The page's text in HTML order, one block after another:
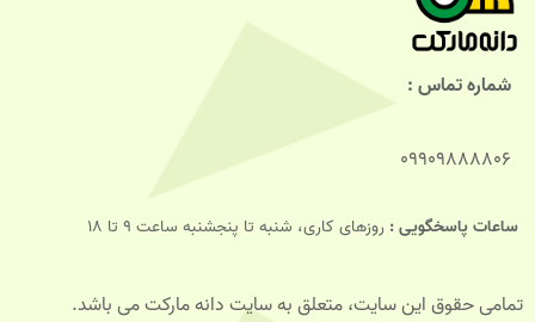
شماره تماس :
09909888806
ساعات پاسخگویی : روزهای کاری، شنبه تا پنجشنبه ساعت 9 تا 18
تمامی حقوق این سایت، متعلق به سایت دانه مارکت می باشد.